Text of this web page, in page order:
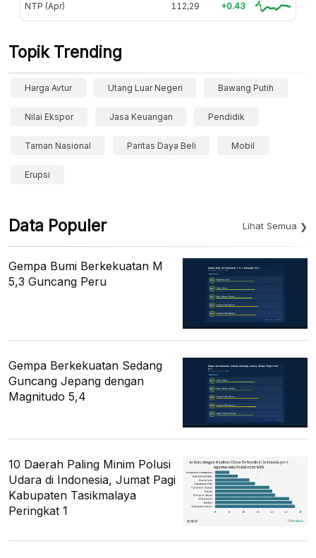
NTP (Apr) 112,29 +0.43
Topik Trending
Harga Avtur Utang Luar Negeri Bawang Putih
Nilai Ekspor Jasa Keuangan Pendidik
Taman Nasional Paritas Daya Beli Mobil
Erupsi
Data Populer Lihat Semua
Gempa Bumi Berkekuatan M
5,3 Guncang Peru
Gempa Berkekuatan Sedang
Guncang Jepang dengan
Magnitudo 5,4
10 Daerah Paling Minim Polusi
Udara di Indonesia, Jumat Pagi
Kabupaten Tasikmalaya
Peringkat 1